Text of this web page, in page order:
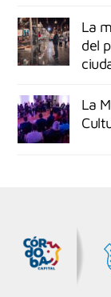
La
del
La